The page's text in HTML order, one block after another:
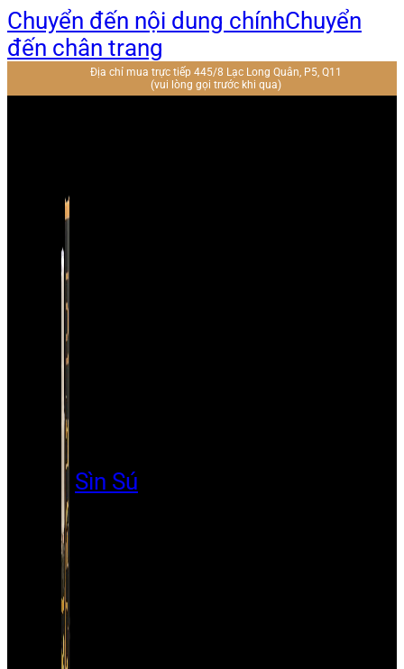
Chuyển đến nội dung chínhChuyển
đến chân trang
Địa chỉ mua trực tiếp 445/8 Lạc Long Quân, P5, Q11
(vui lòng gọi trước khi qua)
Sìn Sú